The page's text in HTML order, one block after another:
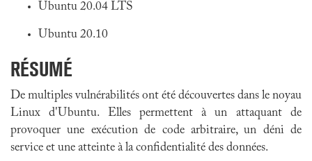
Ubuntu 20.04 LTS
Ubuntu 20.10
RÉSUMÉ
De multiples vulnérabilités ont été découvertes dans le noyau
Linux d'Ubuntu. Elles permettent à un attaquant de
provoquer une exécution de code arbitraire, un déni de
service et une atteinte à la confidentialité des données.